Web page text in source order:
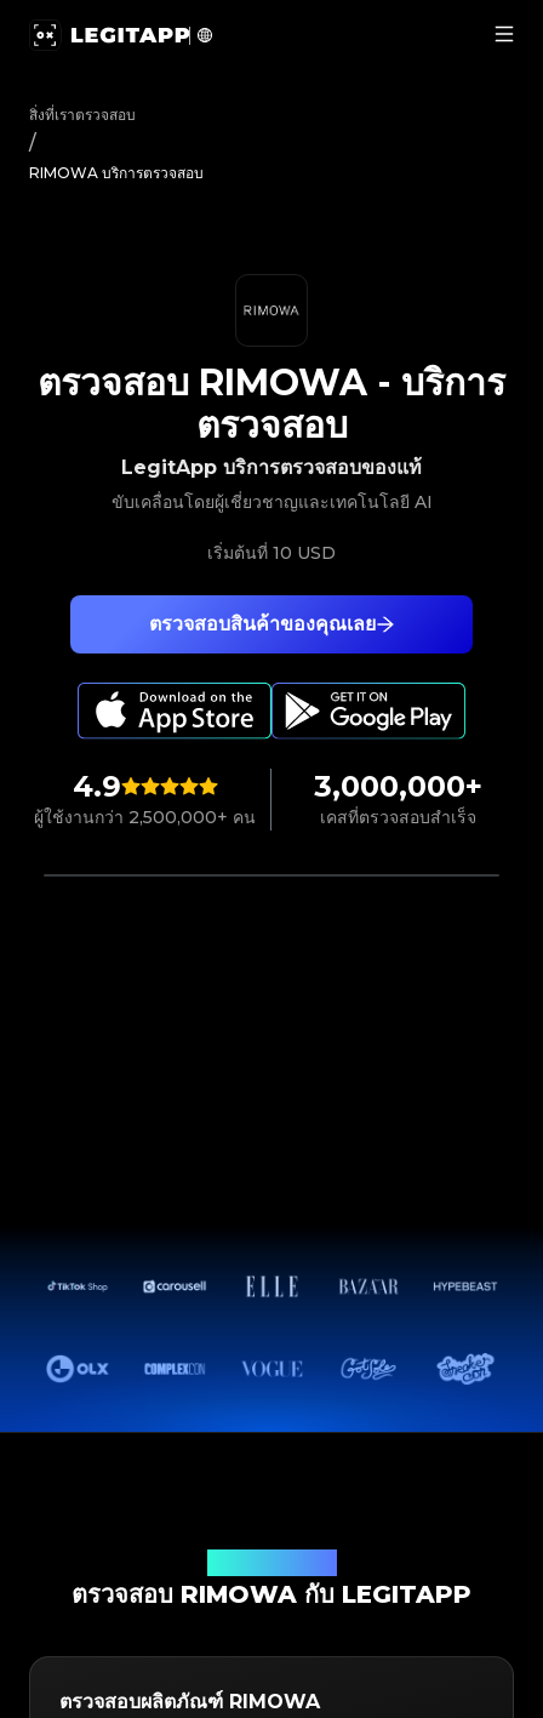
สิ่งที่เราตรวจสอบ
/
RIMOWA บริการตรวจสอบ
4.9
ผู้ใช้งานกว่า 2,500,000+ คน
3,000,000+
เคสที่ตรวจสอบสำเร็จ
ตรวจสอบสินค้าของคุณเลย
LegitApp บริการตรวจสอบของแท้
ขับเคลื่อนโดยผู้เชี่ยวชาญและเทคโนโลยี AI
เริ่มต้นที่ 10 USD
ตรวจสอบ RIMOWA - บริการ
ตรวจสอบ
ตรวจสอบ RIMOWA กับ LEGITAPP
ตรวจสอบผลิตภัณฑ์ RIMOWA